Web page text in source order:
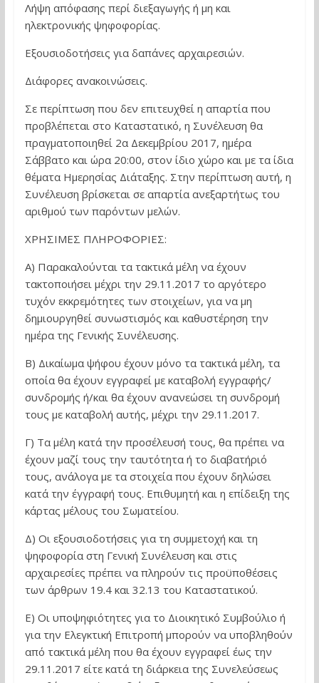
Λήψη απόφασης περί διεξαγωγής ή μη και
ηλεκτρονικής ψηφοφορίας.
Εξουσιοδοτήσεις για δαπάνες αρχαιρεσιών.
Διάφορες ανακοινώσεις.
Σε περίπτωση που δεν επιτευχθεί η απαρτία που
προβλέπεται στο Καταστατικό, η Συνέλευση θα
πραγματοποιηθεί 2α Δεκεμβρίου 2017, ημέρα
Σάββατο και ώρα 20:00, στον ίδιο χώρο και με τα ίδια
θέματα Ημερησίας Διάταξης. Στην περίπτωση αυτή, η
Συνέλευση βρίσκεται σε απαρτία ανεξαρτήτως του
αριθμού των παρόντων μελών.
ΧΡΗΣΙΜΕΣ ΠΛΗΡΟΦΟΡΙΕΣ:
Α) Παρακαλούνται τα τακτικά μέλη να έχουν
τακτοποιήσει μέχρι την 29.11.2017 το αργότερο
τυχόν εκκρεμότητες των στοιχείων, για να μη
δημιουργηθεί συνωστισμός και καθυστέρηση την
ημέρα της Γενικής Συνέλευσης.
Β) Δικαίωμα ψήφου έχουν μόνο τα τακτικά μέλη, τα
οποία θα έχουν εγγραφεί με καταβολή εγγραφής/
συνδρομής ή/και θα έχουν ανανεώσει τη συνδρομή
τους με καταβολή αυτής, μέχρι την 29.11.2017.
Γ) Τα μέλη κατά την προσέλευσή τους, θα πρέπει να
έχουν μαζί τους την ταυτότητα ή το διαβατήριό
τους, ανάλογα με τα στοιχεία που έχουν δηλώσει
κατά την έγγραφή τους. Επιθυμητή και η επίδειξη της
κάρτας μέλους του Σωματείου.
Δ) Οι εξουσιοδοτήσεις για τη συμμετοχή και τη
ψηφοφορία στη Γενική Συνέλευση και στις
αρχαιρεσίες πρέπει να πληρούν τις προϋποθέσεις
των άρθρων 19.4 και 32.13 του Καταστατικού.
Ε) Οι υποψηφιότητες για το Διοικητικό Συμβούλιο ή
για την Ελεγκτική Επιτροπή μπορούν να υποβληθούν
από τακτικά μέλη που θα έχουν εγγραφεί έως την
29.11.2017 είτε κατά τη διάρκεια της Συνελεύσεως